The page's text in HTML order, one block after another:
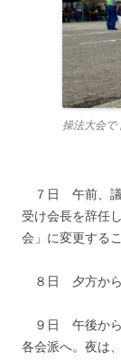
操法大会で
７日 午前、議
受け会長を辞任
会」に変更する
８日 夕方から
９日 午後から
各会派へ。夜は